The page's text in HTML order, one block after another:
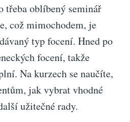
třeba oblíbený seminář
, což mimochodem, je
typ focení. Hned po
focení, takže
Na kurzech se naučíte,
jak vybrat vhodné
užitečné rady.